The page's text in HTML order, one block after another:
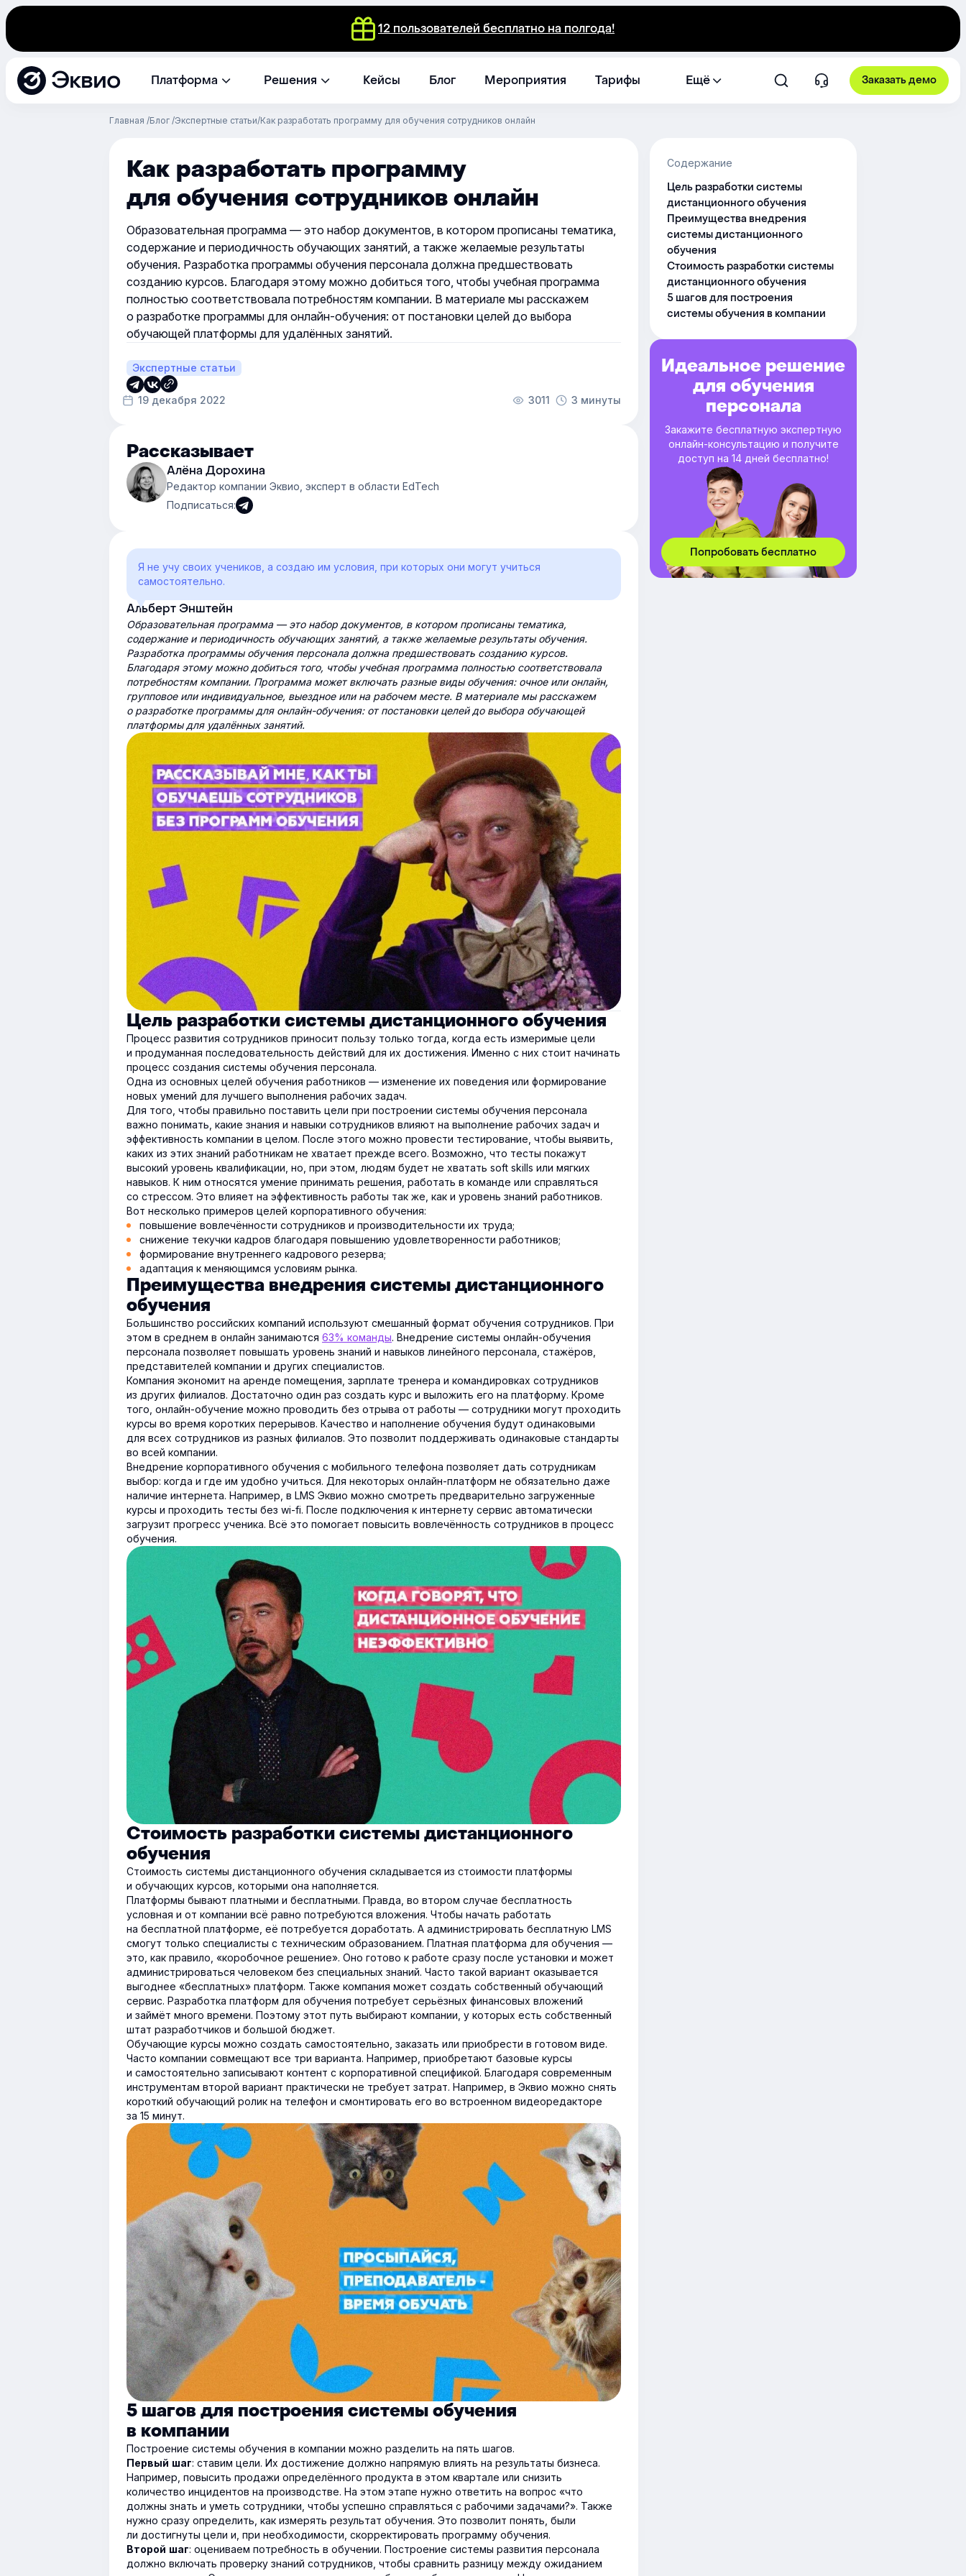
12 пользователей бесплатно на полгода!
Эквио Платформа Решения Кейсы Блог Мероприятия Тарифы Ещё Заказать демо
Главная Блог Экспертные статьи Как разработать программу для обучения сотрудников онлайн
Как разработать программу
для обучения сотрудников онлайн
Образовательная программа — это набор документов, в котором прописаны тематика,
содержание и периодичность обучающих занятий, а также желаемые результаты
обучения. Разработка программы обучения персонала должна предшествовать
созданию курсов. Благодаря этому можно добиться того, чтобы учебная программа
полностью соответствовала потребностям компании. В материале мы расскажем
о разработке программы для онлайн-обучения: от постановки целей до выбора
обучающей платформы для удалённых занятий.
Экспертные статьи
19 декабря 2022 3011 3 минуты
Рассказывает
Алёна Дорохина
Редактор компании Эквио, эксперт в области EdTech
Подписаться:
Я не учу своих учеников, а создаю им условия, при которых они могут учиться
самостоятельно.
Альберт Энштейн
Образовательная программа — это набор документов, в котором прописаны тематика,
содержание и периодичность обучающих занятий, а также желаемые результаты обучения.
Разработка программы обучения персонала должна предшествовать созданию курсов.
Благодаря этому можно добиться того, чтобы учебная программа полностью соответствовала
потребностям компании. Программа может включать разные виды обучения: очное или онлайн,
групповое или индивидуальное, выездное или на рабочем месте. В материале мы расскажем
о разработке программы для онлайн-обучения: от постановки целей до выбора обучающей
платформы для удалённых занятий.
Цель разработки системы дистанционного обучения
Процесс развития сотрудников приносит пользу только тогда, когда есть измеримые цели
и продуманная последовательность действий для их достижения. Именно с них стоит начинать
процесс создания системы обучения персонала.
Одна из основных целей обучения работников — изменение их поведения или формирование
новых умений для лучшего выполнения рабочих задач.
Для того, чтобы правильно поставить цели при построении системы обучения персонала
важно понимать, какие знания и навыки сотрудников влияют на выполнение рабочих задач и
эффективность компании в целом. После этого можно провести тестирование, чтобы выявить,
каких из этих знаний работникам не хватает прежде всего. Возможно, что тесты покажут
высокий уровень квалификации, но, при этом, людям будет не хватать soft skills или мягких
навыков. К ним относятся умение принимать решения, работать в команде или справляться
со стрессом. Это влияет на эффективность работы так же, как и уровень знаний работников.
Вот несколько примеров целей корпоративного обучения:
повышение вовлечённости сотрудников и производительности их труда;
снижение текучки кадров благодаря повышению удовлетворенности работников;
формирование внутреннего кадрового резерва;
адаптация к меняющимся условиям рынка.
Преимущества внедрения системы дистанционного
обучения
Большинство российских компаний используют смешанный формат обучения сотрудников. При
этом в среднем в онлайн занимаются 63% команды. Внедрение системы онлайн-обучения
персонала позволяет повышать уровень знаний и навыков линейного персонала, стажёров,
представителей компании и других специалистов.
Компания экономит на аренде помещения, зарплате тренера и командировках сотрудников
из других филиалов. Достаточно один раз создать курс и выложить его на платформу. Кроме
того, онлайн-обучение можно проводить без отрыва от работы — сотрудники могут проходить
курсы во время коротких перерывов. Качество и наполнение обучения будут одинаковыми
для всех сотрудников из разных филиалов. Это позволит поддерживать одинаковые стандарты
во всей компании.
Внедрение корпоративного обучения с мобильного телефона позволяет дать сотрудникам
выбор: когда и где им удобно учиться. Для некоторых онлайн-платформ не обязательно даже
наличие интернета. Например, в LMS Эквио можно смотреть предварительно загруженные
курсы и проходить тесты без wi-fi. После подключения к интернету сервис автоматически
загрузит прогресс ученика. Всё это помогает повысить вовлечённость сотрудников в процесс
обучения.
Стоимость разработки системы дистанционного
обучения
Стоимость системы дистанционного обучения складывается из стоимости платформы
и обучающих курсов, которыми она наполняется.
Платформы бывают платными и бесплатными. Правда, во втором случае бесплатность
условная и от компании всё равно потребуются вложения. Чтобы начать работать
на бесплатной платформе, её потребуется доработать. А администрировать бесплатную LMS
смогут только специалисты с техническим образованием. Платная платформа для обучения —
это, как правило, «коробочное решение». Оно готово к работе сразу после установки и может
администрироваться человеком без специальных знаний. Часто такой вариант оказывается
выгоднее «бесплатных» платформ. Также компания может создать собственный обучающий
сервис. Разработка платформ для обучения потребует серьёзных финансовых вложений
и займёт много времени. Поэтому этот путь выбирают компании, у которых есть собственный
штат разработчиков и большой бюджет.
Обучающие курсы можно создать самостоятельно, заказать или приобрести в готовом виде.
Часто компании совмещают все три варианта. Например, приобретают базовые курсы
и самостоятельно записывают контент с корпоративной спецификой. Благодаря современным
инструментам второй вариант практически не требует затрат. Например, в Эквио можно снять
короткий обучающий ролик на телефон и смонтировать его во встроенном видеоредакторе
за 15 минут.
5 шагов для построения системы обучения
в компании
Построение системы обучения в компании можно разделить на пять шагов.
Первый шаг: ставим цели. Их достижение должно напрямую влиять на результаты бизнеса.
Например, повысить продажи определённого продукта в этом квартале или снизить
количество инцидентов на производстве. На этом этапе нужно ответить на вопрос «что
должны знать и уметь сотрудники, чтобы успешно справляться с рабочими задачами?». Также
нужно сразу определить, как измерять результат обучения. Это позволит понять, были
ли достигнуты цели и, при необходимости, скорректировать программу обучения.
Второй шаг: оцениваем потребность в обучении. Построение системы развития персонала
должно включать проверку знаний сотрудников, чтобы сравнить разницу между ожиданием
Содержание
Цель разработки системы
дистанционного обучения
Преимущества внедрения
системы дистанционного
обучения
Стоимость разработки системы
дистанционного обучения
5 шагов для построения
системы обучения в компании
Идеальное решение
для обучения
персонала
Закажите бесплатную экспертную
онлайн-консультацию и получите
доступ на 14 дней бесплатно!
Попробовать бесплатно